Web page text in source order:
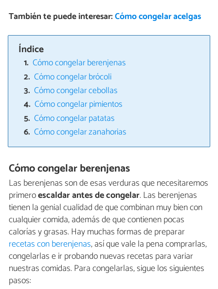
También te puede interesar:Cómo congelar acelgas
Índice
Cómo congelar berenjenas
Cómo congelar brócoli
Cómo congelar cebollas
Cómo congelar pimientos
Cómo congelar patatas
Cómo congelar zanahorias
Cómo congelar berenjenas
Las berenjenas son de esas verduras que necesitaremos
primeroescaldar antes de congelar. Las berenjenas
tienen la genial cualidad de que combinan muy bien con
cualquier comida, además de que contienen pocas
calorías y grasas. Hay muchas formas de preparar
recetas con berenjenas, así que vale la pena comprarlas,
congelarlas e ir probando nuevas recetas para variar
nuestras comidas. Para congelarlas, sigue los siguientes
pasos: